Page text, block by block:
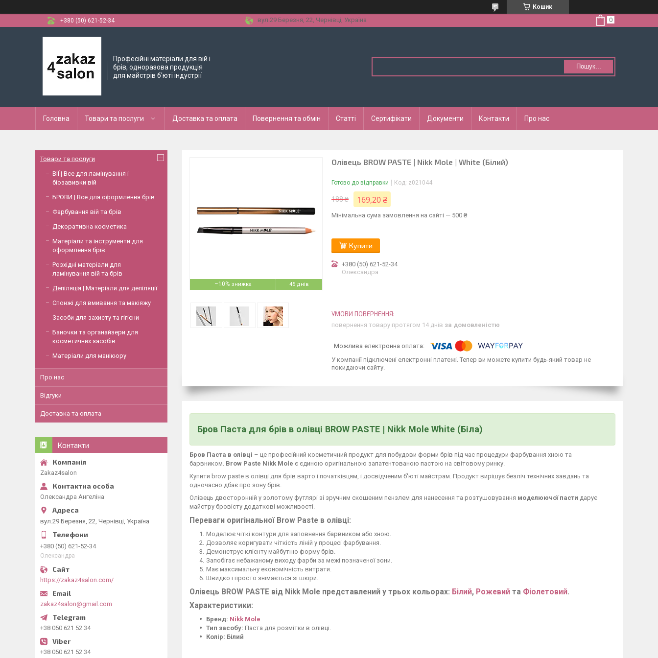
Кошик
+380 (50) 621-52-34
вул.29 Березня, 22, Чернівці, Україна
Професійні матеріали для вій і
брів, одноразова продукція
для майстрів б'юті індустрії
Пошук...
Головна Товари та послуги Доставка та оплата Повернення та обмін Статті Сертифікати Документи Контакти Про нас
–10% 45 днів
Олівець BROW PASTE | Nikk Mole | White (Білий)
Готово до відправки Код: z021044
188 ₴ 169,20 ₴
Мінімальна сума замовлення на сайті — 500 ₴
Купити
+380 (50) 621-52-34
Олександра
повернення товару протягом 14 днів за домовленістю
У компанії підключені електронні платежі. Тепер ви можете купити будь-який товар не
покидаючи сайту.
Бров Паста для брів в олівці BROW PASTE | Nikk Mole White (Біла)
Бров Паста в олівці – це професійний косметичний продукт для побудови форми брів під час процедури фарбування хною та
барвником. Brow Paste Nikk Mole є єдиною оригінальною запатентованою пастою на світовому ринку.
Купити brow paste в олівці для брів варто і початківцям, і досвідченим б'юті майстрам. Продукт вирішує безліч технічних завдань та
одночасно дбає про зону брів.
Олівець двосторонній у золотому футлярі зі зручним скошеним пензлем для нанесення та розтушовування моделюючої пасти дарує
майстру бровісту додаткові можливості.
Переваги оригінальної Brow Paste в олівці:
Моделює чіткі контури для заповнення барвником або хною.
Дозволяє коригувати чіткість ліній у процесі фарбування.
Демонструє клієнту майбутню форму брів.
Запобігає небажаному виходу фарби за межі позначеної зони.
Має максимальну економічність витрати.
Швидко і просто знімається зі шкіри.
Олівець BROW PASTE від Nikk Mole представлений у трьох кольорах: Білий, Рожевий та Фіолетовий.
Характеристики:
Бренд: Nikk Mole
Тип засобу: Паста для розмітки в олівці.
Колір: Білий
Товари та послуги
ВІЇ | Все для ламінування і
біозавивки вій
БРОВИ | Все для оформлення брів
Фарбування вій та брів
Декоративна косметика
Матеріали та інструменти для
оформлення брів
Розхідні матеріали для
ламінування вій та брів
Депіляція | Матеріали для депіляції
Спонжі для вмивання та макіяжу
Засоби для захисту та гігієни
Баночки та органайзери для
косметичних засобів
Матеріали для манікюру
Про нас
Відгуки
Доставка та оплата
Контакти
Zakaz4salon
Олександра Ангеліна
вул.29 Березня, 22, Чернівці, Україна
+380 (50) 621-52-34
Олександра
https://zakaz4salon.com/
zakaz4salon@gmail.com
+38 050 621 52 34
+38 050 621 52 34